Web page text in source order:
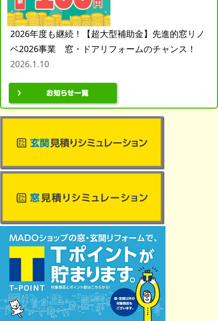
2026年度も継続！【超大型補助金】先進的窓リノ
ベ2026事業 窓・ドアリフォームのチャンス！
2026.1.10